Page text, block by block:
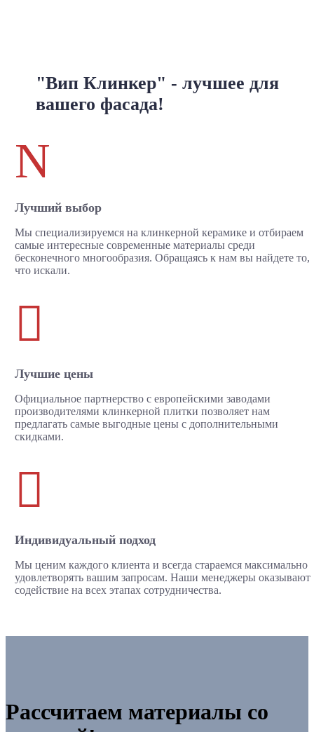
"Вип Клинкер" - лучшее для
вашего фасада!
N
Лучший выбор
Мы специализируемся на клинкерной керамике и отбираем
самые интересные современные материалы среди
бесконечного многообразия. Обращаясь к нам вы найдете то,
что искали.

Лучшие цены
Официальное партнерство с европейскими заводами
производителями клинкерной плитки позволяет нам
предлагать самые выгодные цены с дополнительными
скидками.

Индивидуальный подход
Мы ценим каждого клиента и всегда стараемся максимально
удовлетворять вашим запросам. Наши менеджеры оказывают
содействие на всех этапах сотрудничества.
Рассчитаем материалы со